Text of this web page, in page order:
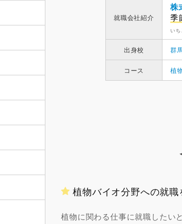
就職会社紹介
株
季
い
出身校 群
コース 植
植物バイオ分野への就
植物に関わる仕事に就職したい